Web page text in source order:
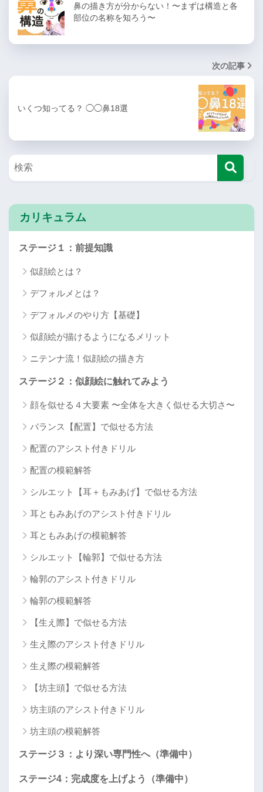
鼻の描き方が分からない！〜まずは構造と各
部位の名称を知ろう〜
次の記事
いくつ知ってる？ ◯◯鼻18選
カリキュラム
ステージ１：前提知識
似顔絵とは？
デフォルメとは？
デフォルメのやり方【基礎】
似顔絵が描けるようになるメリット
ニテンナ流！似顔絵の描き方
ステージ２：似顔絵に触れてみよう
顔を似せる４大要素 〜全体を大きく似せる大切さ〜
バランス【配置】で似せる方法
配置のアシスト付きドリル
配置の模範解答
シルエット【耳＋もみあげ】で似せる方法
耳ともみあげのアシスト付きドリル
耳ともみあげの模範解答
シルエット【輪郭】で似せる方法
輪郭のアシスト付きドリル
輪郭の模範解答
【生え際】で似せる方法
生え際のアシスト付きドリル
生え際の模範解答
【坊主頭】で似せる方法
坊主頭のアシスト付きドリル
坊主頭の模範解答
ステージ３：より深い専門性へ（準備中）
ステージ4：完成度を上げよう（準備中）